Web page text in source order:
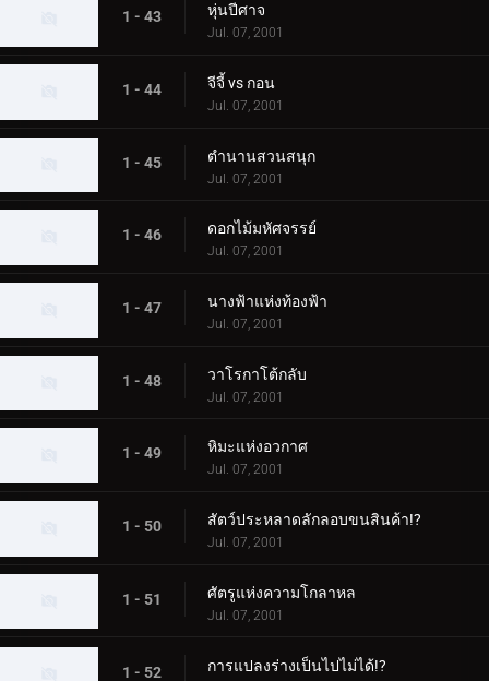
1 - 43 หุ่นปีศาจ
Jul. 07, 2001
1 - 44 จีจี้ vs กอน
Jul. 07, 2001
1 - 45 ตำนานสวนสนุก
Jul. 07, 2001
1 - 46 ดอกไม้มหัศจรรย์
Jul. 07, 2001
1 - 47 นางฟ้าแห่งท้องฟ้า
Jul. 07, 2001
1 - 48 วาโรกาโต้กลับ
Jul. 07, 2001
1 - 49 หิมะแห่งอวกาศ
Jul. 07, 2001
1 - 50 สัตว์ประหลาดลักลอบขนสินค้า!?
Jul. 07, 2001
1 - 51 ศัตรูแห่งความโกลาหล
Jul. 07, 2001
1 - 52 การแปลงร่างเป็นไปไม่ได้!?